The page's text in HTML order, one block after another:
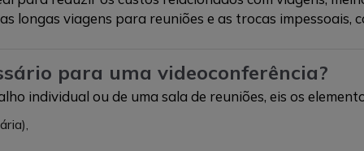
longas viagens para reuniões e as trocas impessoais,
para uma videoconferência?
individual ou de uma sala de reuniões, eis os